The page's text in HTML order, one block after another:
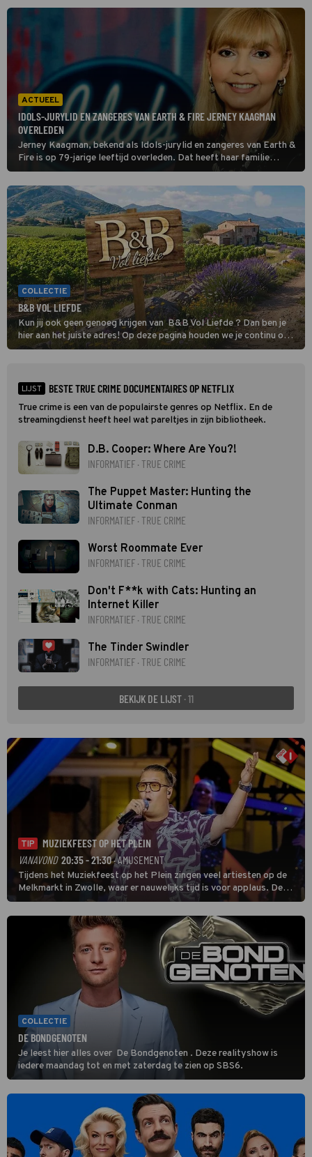
ACTUEEL
IDOLS-JURYLID EN ZANGERES VAN EARTH & FIRE JERNEY KAAGMAN
OVERLEDEN
Jerney Kaagman, bekend als Idols-jurylid en zangeres van Earth &
Fire is op 79-jarige leeftijd overleden. Dat heeft haar familie
gemeld in een verklaring. Ze leed al jarenlang aan de ziekte van
Parkinson.
COLLECTIE
B&B VOL LIEFDE
Kun jij ook geen genoeg krijgen van B&B Vol Liefde ? Dan ben je
hier aan het juiste adres! Op deze pagina houden we je continu op
de hoogte van al het nieuws over de datingshow.
LIJST BESTE TRUE CRIME DOCUMENTAIRES OP NETFLIX
True crime is een van de populairste genres op Netflix. En de
streamingdienst heeft heel wat pareltjes in zijn bibliotheek.
D.B. Cooper: Where Are You?!
INFORMATIEF · TRUE CRIME
The Puppet Master: Hunting the
Ultimate Conman
INFORMATIEF · TRUE CRIME
Worst Roommate Ever
INFORMATIEF · TRUE CRIME
Don't F**k with Cats: Hunting an
Internet Killer
INFORMATIEF · TRUE CRIME
The Tinder Swindler
INFORMATIEF · TRUE CRIME
BEKIJK DE LIJST · 11
TIP
MUZIEKFEEST OP HET PLEIN
VANAVOND 20:35 - 21:30· AMUSEMENT
Tijdens het Muziekfeest op het Plein zingen veel artiesten op de
Melkmarkt in Zwolle, waar er nauwelijks tijd is voor applaus. De
grootste namen zijn André Hazes, Jannes, René Froger en
natuurlijk Rutger van Barneveld met zijn hit Zwoele Zomernachten.
COLLECTIE
DE BONDGENOTEN
Je leest hier alles over De Bondgenoten . Deze realityshow is
iedere maandag tot en met zaterdag te zien op SBS6.